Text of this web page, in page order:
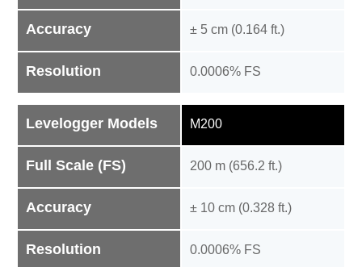
Accuracy
Resolution
± 5 cm (0.164 ft.)
0.0006% FS
Levelogger Models
Full Scale (FS)
Accuracy
Resolution
M200
200 m (656.2 ft.)
± 10 cm (0.328 ft.)
0.0006% FS